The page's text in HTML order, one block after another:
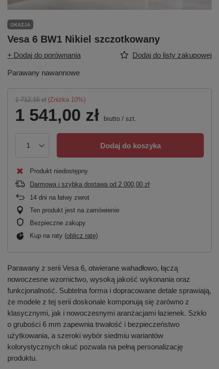
OKAZJA
Vesa 6 BW1 Nikiel szczotkowany
+ Dodaj do porównania Dodaj do listy zakupowej
Parawany nawannowe
1 712,16 zł (Zniżka 10%)
1 541,00 zł brutto / szt.
Dodaj do koszyka
Produkt niedostępny
Darmowa i szybka dostawa od 2 000,00 zł
14 dni na łatwy zwrot
Ten produkt jest na zamówienie
Bezpieczne zakupy
Kup na raty (oblicz ratę)
Parawany z serii Vesa 6, otwierane wahadłowo, łączą
nowoczesne wzornictwo, wysoką jakość wykonania oraz
funkcjonalność. Subtelna forma i dopracowane detale sprawiają,
że modele z tej serii doskonale komponują się zarówno z
klasycznymi, jak i nowoczesnymi aranżacjami łazienek. Szkło
o grubości 6 mm zapewnia trwałość i bezpieczeństwo
użytkowania, a szeroki wybór siedmiu wariantów
kolorystycznych okuć pozwala na pełną personalizację
produktu.